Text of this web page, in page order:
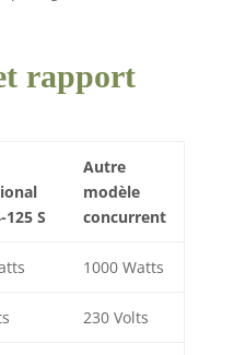
rapport
125 S
Autre
modèle
concurrent
1000 Watts
230 Volts